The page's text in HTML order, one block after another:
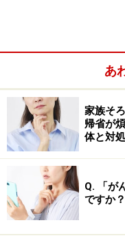
家庭や職場、モラルハ
モラハラを受ける側
間性を否定され、「
います。さらに、加
惑を被っている」「
あ
家族そ
帰省が
体と対
Q. 「が
ですか？